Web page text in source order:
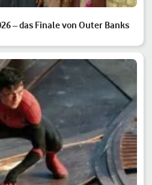
– das Finale von Outer Banks